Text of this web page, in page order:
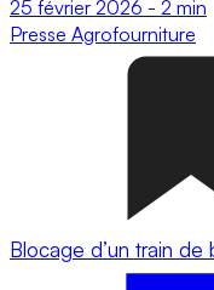
25 février 2026 - 2 min
Presse Agrofourniture
Blocage d’un train de